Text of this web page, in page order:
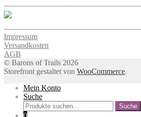
Impressum
Versandkosten
AGB
© Barons of Trails 2026
Storefront gestaltet von WooCommerce.
Mein Konto
Suche
Suche
nach:
Suche